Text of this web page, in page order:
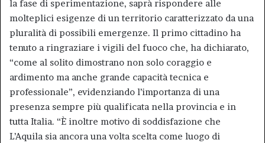
la fase di sperimentazione, saprà rispondere alle
molteplici esigenze di un territorio caratterizzato da una
pluralità di possibili emergenze. Il primo cittadino ha
tenuto a ringraziare i vigili del fuoco che, ha dichiarato,
“come al solito dimostrano non solo coraggio e
ardimento ma anche grande capacità tecnica e
professionale”, evidenziando l’importanza di una
presenza sempre più qualificata nella provincia e in
tutta Italia. “È inoltre motivo di soddisfazione che
L’Aquila sia ancora una volta scelta come luogo di